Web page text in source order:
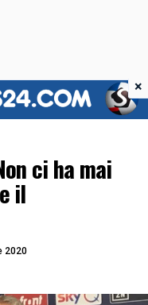
ci ha mai
il
2020
×